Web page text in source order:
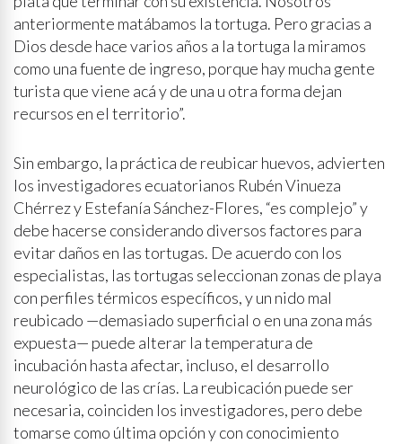
anteriormente matábamos la tortuga. Pero gracias a
Dios desde hace varios años a la tortuga la miramos
como una fuente de ingreso, porque hay mucha gente
turista que viene acá y de una u otra forma dejan
recursos en el territorio”.
Sin embargo, la práctica de reubicar huevos, advierten
los investigadores ecuatorianos Rubén Vinueza
Chérrez y Estefanía Sánchez-Flores, “es complejo” y
debe hacerse considerando diversos factores para
evitar daños en las tortugas. De acuerdo con los
especialistas, las tortugas seleccionan zonas de playa
con perfiles térmicos específicos, y un nido mal
reubicado —demasiado superficial o en una zona más
expuesta— puede alterar la temperatura de
incubación hasta afectar, incluso, el desarrollo
neurológico de las crías. La reubicación puede ser
necesaria, coinciden los investigadores, pero debe
tomarse como última opción y con conocimiento